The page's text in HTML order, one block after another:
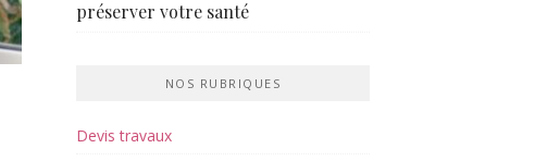
préserver votre santé
NOS RUBRIQUES
Devis travaux